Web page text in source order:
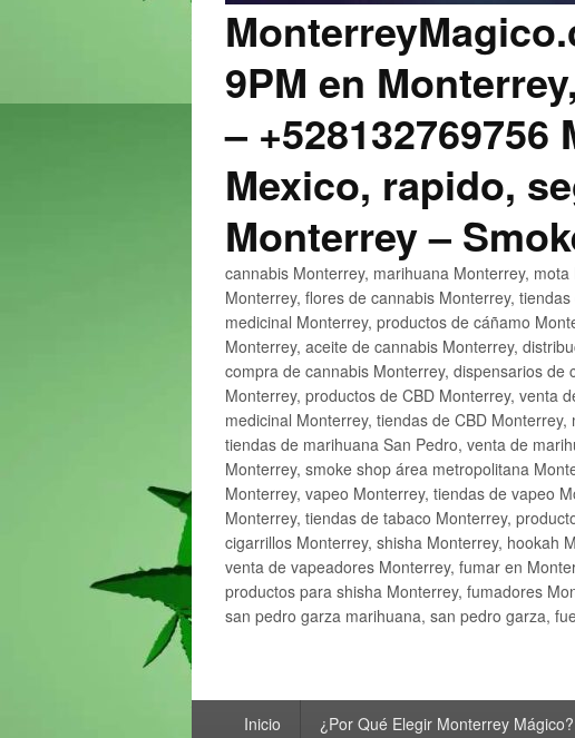
9PM en
–
Mexico, rapido,
Monterrey –
cannabis Monterrey, marihuana Monterrey,
Monterrey, flores de cannabis Monterrey,
medicinal Monterrey, productos de cáñamo
Monterrey, aceite de cannabis Monterrey,
compra de cannabis Monterrey, dispensarios
Monterrey, productos de CBD Monterrey, venta
medicinal Monterrey, tiendas de CBD
tiendas de marihuana San Pedro, venta de
Monterrey, smoke shop área metropolitana
Monterrey, vapeo Monterrey, tiendas de vapeo
Monterrey, tiendas de tabaco Monterrey,
cigarrillos Monterrey, shisha Monterrey, hookah
venta de vapeadores Monterrey, fumar en
productos para shisha Monterrey, fumadores
san pedro garza marihuana, san pedro garza,
Inicio ¿Por Qué Elegir Monterrey Mágico?